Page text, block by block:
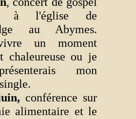
à l'église de
au Abymes.
un moment
chaleureuse ou je
mon
conférence sur
alimentaire et le